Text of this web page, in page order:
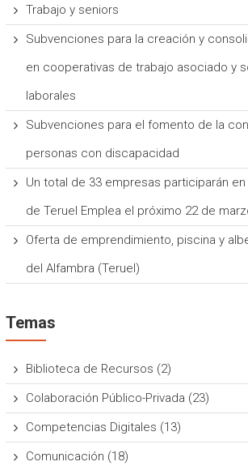
Trabajo y seniors
Subvenciones para la creación y
en cooperativas de trabajo asociado y
laborales
Subvenciones para el fomento de la
personas con discapacidad
Un total de 33 empresas participarán
de Teruel Emplea el próximo 22 de
Oferta de emprendimiento, piscina y
del Alfambra (Teruel)
Temas
Biblioteca de Recursos (2)
Colaboración Público-Privada (23)
Competencias Digitales (13)
Comunicación (18)